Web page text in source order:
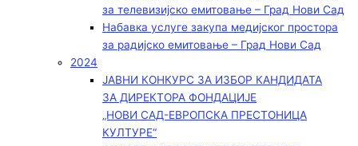
за телевизијско емитовање – Град Нови Сад
Набавка услуге закупа медијског простора
за радијско емитовање – Град Нови Сад
2024
ЈАВНИ КОНКУРС ЗА ИЗБОР КАНДИДАТА
ЗА ДИРЕКТОРА ФОНДАЦИЈЕ
„НОВИ САД-ЕВРОПСКА ПРЕСТОНИЦА
КУЛТУРЕ“